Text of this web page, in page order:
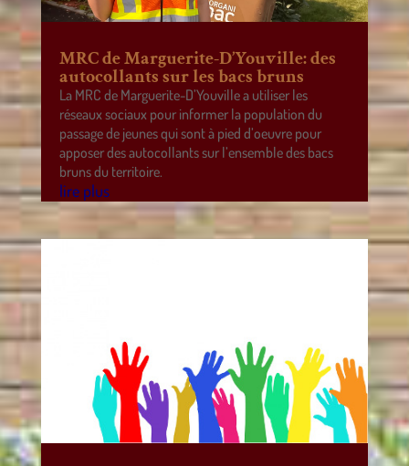
MRC de Marguerite-D’Youville: des
autocollants sur les bacs bruns
La MRC de Marguerite-D’Youville a utiliser les
réseaux sociaux pour informer la population du
passage de jeunes qui sont à pied d’oeuvre pour
apposer des autocollants sur l’ensemble des bacs
bruns du territoire.
lire plus